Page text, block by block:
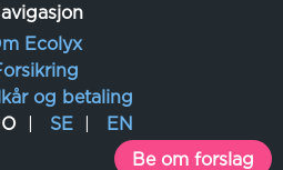
Be om forslag
Ecolyx
og betaling
SE EN